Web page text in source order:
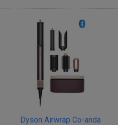
Dyson Airwrap Co-anda